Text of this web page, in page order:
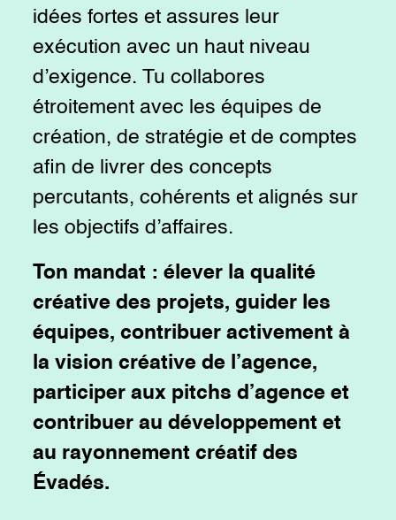
idées fortes et assures leur
exécution avec un haut niveau
d’exigence. Tu collabores
étroitement avec les équipes de
création, de stratégie et de comptes
afin de livrer des concepts
percutants, cohérents et alignés sur
les objectifs d’affaires.
Ton mandat : élever la qualité
créative des projets, guider les
équipes, contribuer activement à
la vision créative de l’agence,
participer aux pitchs d’agence et
contribuer au développement et
au rayonnement créatif des
Évadés.